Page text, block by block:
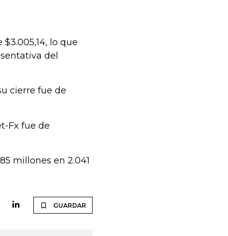
lo que
del
cierre fue de
Fx fue de
millones en 2.041
GUARDAR